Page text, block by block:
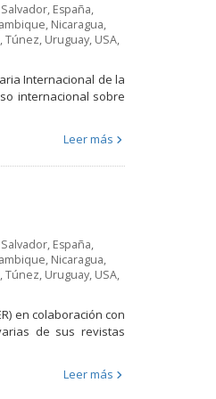
Salvador, España,
, Nicaragua,
,Túnez, Uruguay, USA,
Internacional de la
internacional sobre
Leer más
Salvador, España,
, Nicaragua,
,Túnez, Uruguay, USA,
en colaboración con
de sus revistas
Leer más